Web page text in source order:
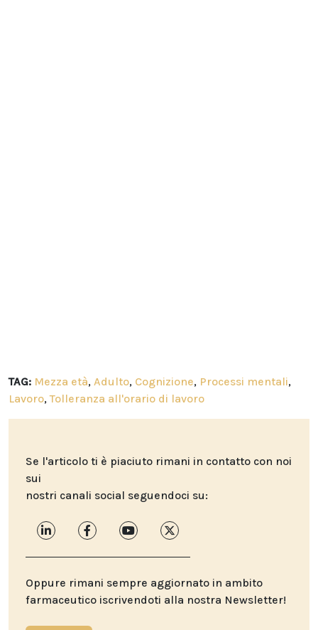
TAG: Mezza età, Adulto, Cognizione, Processi mentali,
Lavoro,Tolleranza all'orario di lavoro
Se l'articolo ti è piaciuto rimani in contatto con noi
sui
nostri canali social seguendoci su:
Oppure rimani sempre aggiornato in ambito
farmaceutico iscrivendoti alla nostra Newsletter!